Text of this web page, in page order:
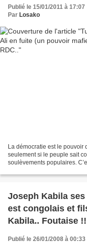
Publié le 15/01/2011 à 17:07
Par Losako
La démocratie est le
seulement si le peuple sait
soulèvements populaires.
Joseph Kabila
est congolais et
Kabila.. Foutaise !!
Publié le 26/01/2008 à 00:33